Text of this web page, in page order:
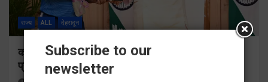
राज्य ALL देहरादून
कॉमनवेल्थ गेम्स 2026 के उत्तराखंड के पदक विजेताओं और
प्रशिक्षकों को मुख्यमंत्री धामी ने किया सम्मानित
Subscribe to our
newsletter